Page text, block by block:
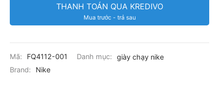
THANH TOÁN QUA KREDIVO
Mua trước - trả sau
Mã: FQ4112-001 Danh mục:
giày chạy nike
Brand:
Nike